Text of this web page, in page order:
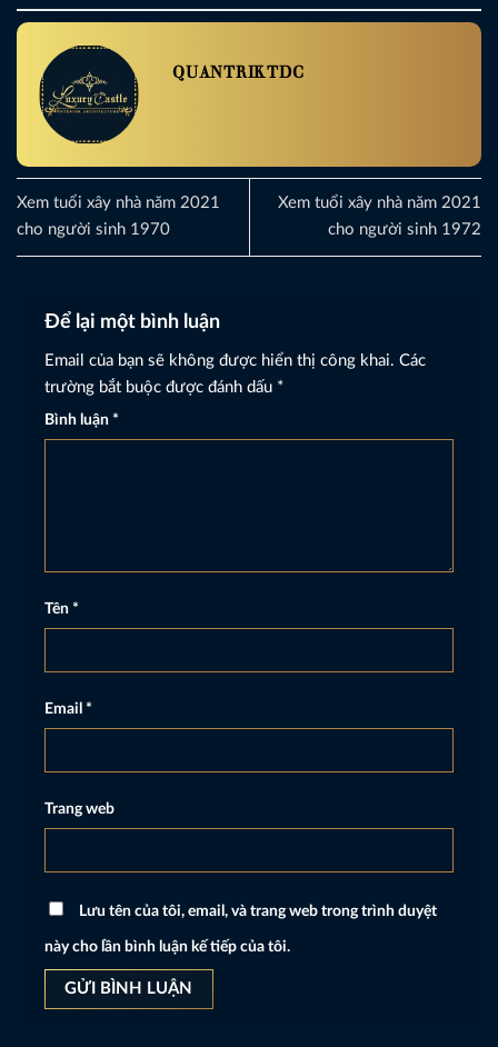
QUANTRIKTDC
Xem tuổi xây nhà năm 2021
cho người sinh 1970
Xem tuổi xây nhà năm 2021
cho người sinh 1972
Để lại một bình luận
Email của bạn sẽ không được hiển thị công khai. Các
trường bắt buộc được đánh dấu *
Bình luận *
Tên *
Email *
Trang web
Lưu tên của tôi, email, và trang web trong trình duyệt
này cho lần bình luận kế tiếp của tôi.